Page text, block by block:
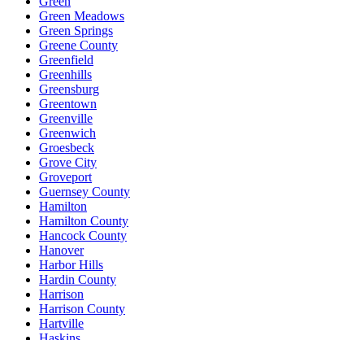
Green Meadows
Green Springs
Greene County
Greenfield
Greenhills
Greensburg
Greentown
Greenville
Greenwich
Groesbeck
Grove City
Groveport
Guernsey County
Hamilton
Hamilton County
Hancock County
Hanover
Harbor Hills
Hardin County
Harrison
Harrison County
Hartville